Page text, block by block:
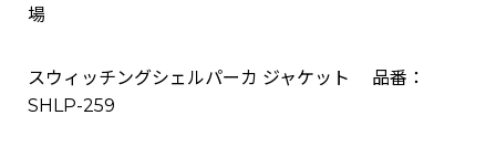
場
スウィッチングシェルパーカ ジャケット 品番：
SHLP-259